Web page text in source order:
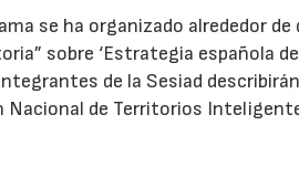
se ha organizado alrededor de
sobre ‘Estrategia española
de la Sesiad
Nacional de Territorios